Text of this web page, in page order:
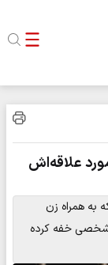
علاقه‌اش
به همراه زن
شخصی خفه کرده